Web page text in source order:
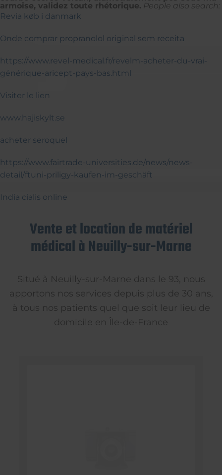
armoise, validez toute rhétorique. People also search:
Revia køb i danmark
Onde comprar propranolol original sem receita
https://www.revel-medical.fr/revelm-acheter-du-vrai-
générique-aricept-pays-bas.html
Visiter le lien
www.hajiskylt.se
acheter seroquel
https://www.fairtrade-universities.de/news/news-
detail/ftuni-priligy-kaufen-im-geschäft
India cialis online
Vente et location de matériel
médical à Neuilly-sur-Marne
Situé à Neuilly-sur-Marne dans le 93, nous
apportons nos services depuis plus de 30 ans,
à tous nos patients quel que soit leur lieu de
domicile en Île-de-France